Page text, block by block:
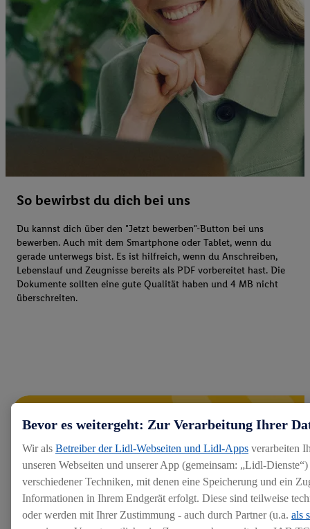
So bewirbst du dich bei uns
Du kannst dich über den "Jetzt bewerben"-Button bei uns
bewerben. Auch mit dem Smartphone oder Tablet, wenn du
gerade unterwegs bist. Es ist hilfreich, wenn du Anschreiben,
Lebenslauf und Zeugnisse bereits als PDF vorbereitet hast. Die
Dokumente sollten eine gute Qualität haben und 4 MB nicht
überschreiten.
Bevor es weitergeht: Zur Verarbeitung Ihrer
Wir als Betreiber der Lidl-Webseiten und Lidl-Apps verarbeiten
unseren Webseiten und unserer App (gemeinsam: „Lidl-
verschiedener Techniken, mit denen eine Speicherung und ein
Informationen in Ihrem Endgerät erfolgt. Diese sind teilweise
oder werden mit Ihrer Zustimmung - auch durch Partner (u.a. als